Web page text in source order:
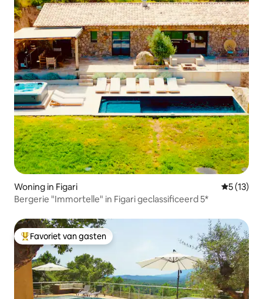
Woning in Figari
5 (13)
Bergerie "Immortelle" in Figari geclassificeerd 5*
Topfavoriet van gasten
Favoriet van gasten